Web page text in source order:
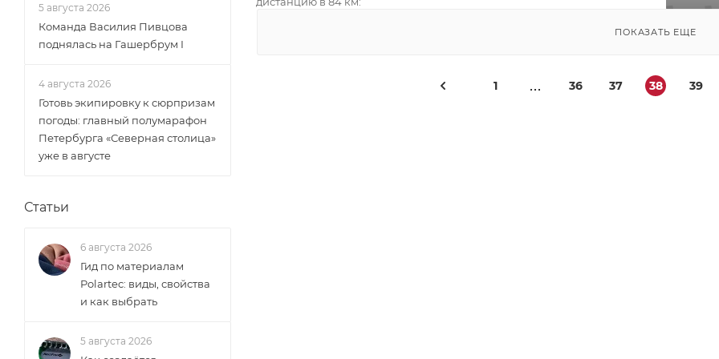
ПОКАЗАТЬ ЕЩЕ
1 36 37 38 39
5 августа 2026
Команда Василия Пивцова
поднялась на Гашербрум I
4 августа 2026
Готовь экипировку к сюрпризам
погоды: главный полумарафон
Петербурга «Северная столица»
уже в августе
Статьи
6 августа 2026
Гид по материалам
Polartec: виды, свойства
и как выбрать
5 августа 2026